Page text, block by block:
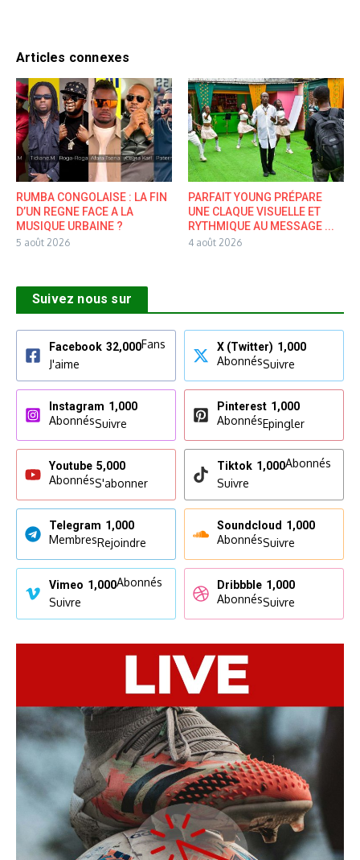
Articles connexes
RUMBA CONGOLAISE : LA FIN
D’UN REGNE FACE A LA
MUSIQUE URBAINE ?
5 août 2026
PARFAIT YOUNG PRÉPARE
UNE CLAQUE VISUELLE ET
RYTHMIQUE AU MESSAGE ...
4 août 2026
Suivez nous sur
Facebook 32,000Fans
J'aime
X (Twitter) 1,000
AbonnésSuivre
Instagram 1,000
AbonnésSuivre
Pinterest 1,000
AbonnésEpingler
Youtube 5,000
AbonnésS'abonner
Tiktok 1,000Abonnés
Suivre
Telegram 1,000
MembresRejoindre
Soundcloud 1,000
AbonnésSuivre
Vimeo 1,000Abonnés
Suivre
Dribbble 1,000
AbonnésSuivre